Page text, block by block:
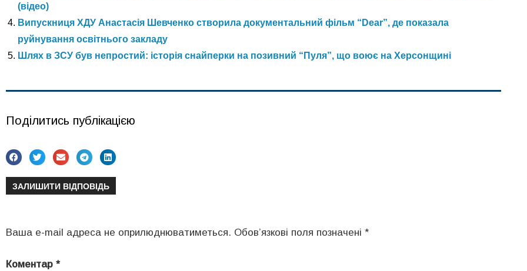
(відео)
Випускниця ХДУ Анастасія Шевченко створила документальний фільм “Dear”, де показала
руйнування освітнього закладу
Шлях в ЗСУ був непростий: історія снайперки на позивний “Пуля”, що воює на Херсонщині
Поділитись публікацією
ЗАЛИШИТИ ВІДПОВІДЬ
Ваша e-mail адреса не оприлюднюватиметься. Обов’язкові поля позначені *
Коментар *